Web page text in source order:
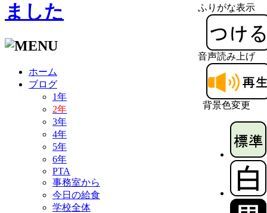
ふりがな表示
音声読み上げ
背景色変更
ました
ホーム
ブログ
1年
2年
3年
4年
5年
6年
PTA
事務室から
今日の給食
学校全体